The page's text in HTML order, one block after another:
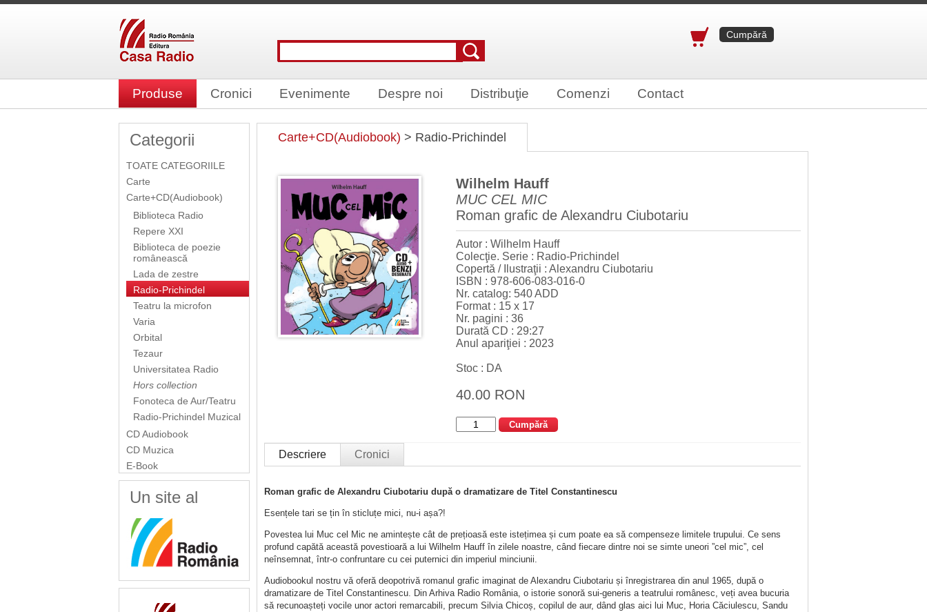
Cumpără
Produse Cronici Evenimente Despre noi Distribuţie Comenzi Contact
Categorii
TOATE CATEGORIILE
Carte
Carte+CD(Audiobook)
Biblioteca Radio
Repere XXI
Biblioteca de poezie
românească
Lada de zestre
Radio-Prichindel
Teatru la microfon
Varia
Orbital
Tezaur
Universitatea Radio
Hors collection
Fonoteca de Aur/Teatru
Radio-Prichindel Muzical
CD Audiobook
CD Muzica
E-Book
Un site al
Carte+CD(Audiobook) > Radio-Prichindel
Wilhelm Hauff
MUC CEL MIC
Roman grafic de Alexandru Ciubotariu
Autor : Wilhelm Hauff
Colecţie. Serie : Radio-Prichindel
Copertă / Ilustraţii : Alexandru Ciubotariu
ISBN : 978-606-083-016-0
Nr. catalog: 540 ADD
Format : 15 x 17
Nr. pagini : 36
Durată CD : 29:27
Anul apariţiei : 2023
Stoc : DA
40.00 RON
Cumpără
Descriere Cronici
Roman grafic de Alexandru Ciubotariu după o dramatizare de Titel Constantinescu
Esențele tari se țin în sticluțe mici, nu-i așa?!
Povestea lui Muc cel Mic ne amintește cât de prețioasă este istețimea și cum poate ea să compenseze limitele trupului. Ce sens
profund capătă această povestioară a lui Wilhelm Hauff în zilele noastre, când fiecare dintre noi se simte uneori ”cel mic”, cel
neînsemnat, într-o confruntare cu cei puternici din imperiul minciunii.
Audiobookul nostru vă oferă deopotrivă romanul grafic imaginat de Alexandru Ciubotariu și înregistrarea din anul 1965, după o
dramatizare de Titel Constantinescu. Din Arhiva Radio România, o istorie sonoră sui-generis a teatrului românesc, veți avea bucuria
să recunoașteți vocile unor actori remarcabili, precum Silvia Chicoș, copilul de aur, dând glas aici lui Muc, Horia Căciulescu, Sandu